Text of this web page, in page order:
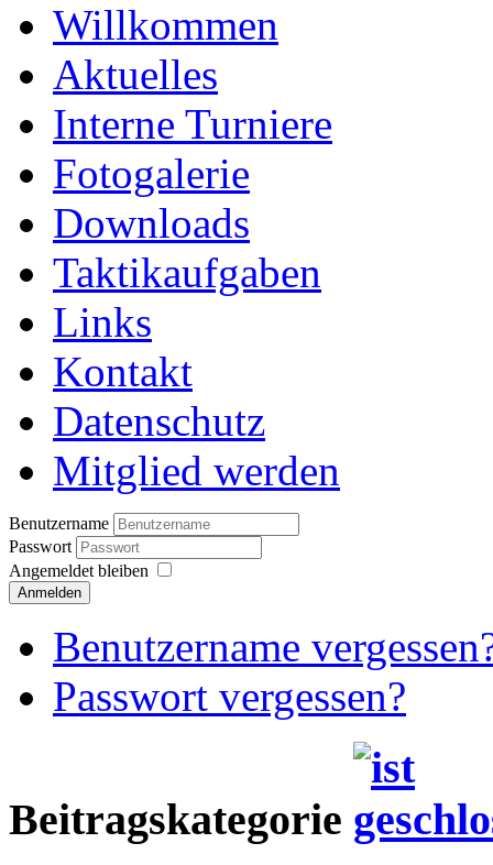
Willkommen
Aktuelles
Interne Turniere
Fotogalerie
Downloads
Taktikaufgaben
Links
Kontakt
Datenschutz
Mitglied werden
Benutzername
Passwort
Angemeldet bleiben
Anmelden
Benutzername
Passwort vergessen?
Beitragskategorie